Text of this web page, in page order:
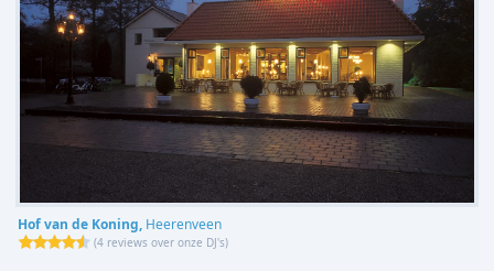
Hof van de Koning, Heerenveen
(4 reviews over onze DJ's)